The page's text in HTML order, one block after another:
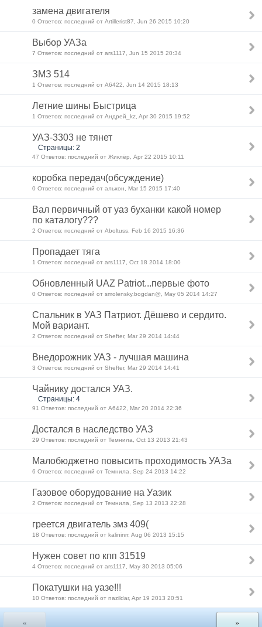
замена двигателя
0 Ответов: последний от Artillerist87, Jun 26 2015 10:20
Выбор УАЗа
7 Ответов: последний от ars1117, Jun 15 2015 20:34
ЗМЗ 514
1 Ответов: последний от А6422, Jun 14 2015 18:13
Летние шины Быстрица
1 Ответов: последний от Андрей_kz, Apr 30 2015 19:52
УАЗ-3303 не тянет
Страницы: 2
47 Ответов: последний от Жиклёр, Apr 22 2015 10:11
коробка передач(обсуждение)
0 Ответов: последний от альхон, Mar 15 2015 17:40
Вал первичный от уаз буханки какой номер
по каталогу???
2 Ответов: последний от Aboltuss, Feb 16 2015 16:36
Пропадает тяга
1 Ответов: последний от ars1117, Oct 18 2014 18:00
Обновленный UAZ Patriot...первые фото
0 Ответов: последний от smolensky.bogdan@, May 05 2014 14:27
Спальник в УАЗ Патриот. Дёшево и сердито.
Мой вариант.
2 Ответов: последний от Shefter, Mar 29 2014 14:44
Внедорожник УАЗ - лучшая машина
3 Ответов: последний от Shefter, Mar 29 2014 14:41
Чайнику достался УАЗ.
Страницы: 4
91 Ответов: последний от А6422, Mar 20 2014 22:36
Достался в наследство УАЗ
29 Ответов: последний от Темнила, Oct 13 2013 21:43
Малобюджетно повысить проходимость УАЗа
6 Ответов: последний от Темнила, Sep 24 2013 14:22
Газовое оборудование на Уазик
2 Ответов: последний от Темнила, Sep 13 2013 22:28
греется двигатель змз 409(
18 Ответов: последний от kalininrr, Aug 06 2013 15:15
Нужен совет по кпп 31519
4 Ответов: последний от ars1117, May 30 2013 05:06
Покатушки на уазе!!!
10 Ответов: последний от nazildar, Apr 19 2013 20:51
« »